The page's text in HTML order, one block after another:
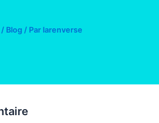
/ Blog / Par larenverse